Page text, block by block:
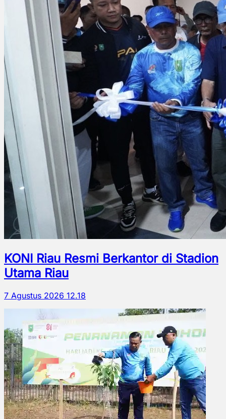
KONI Riau Resmi Berkantor di Stadion
Utama Riau
7 Agustus 2026 12.18